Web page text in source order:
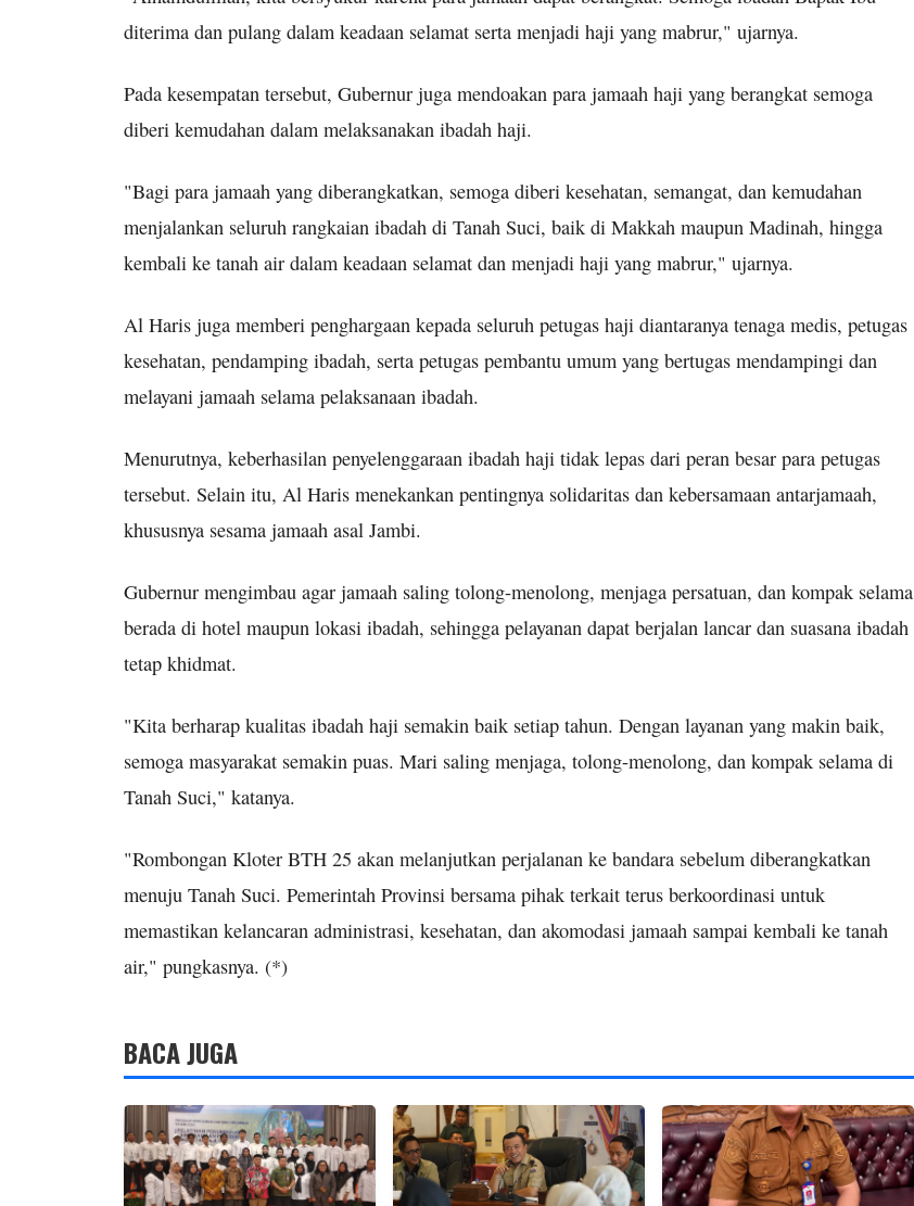
diterima dan pulang dalam keadaan selamat serta menjadi haji yang mabrur," ujarnya.
Pada kesempatan tersebut, Gubernur juga mendoakan para jamaah haji yang berangkat semoga
diberi kemudahan dalam melaksanakan ibadah haji.
"Bagi para jamaah yang diberangkatkan, semoga diberi kesehatan, semangat, dan kemudahan
menjalankan seluruh rangkaian ibadah di Tanah Suci, baik di Makkah maupun Madinah, hingga
kembali ke tanah air dalam keadaan selamat dan menjadi haji yang mabrur," ujarnya.
Al Haris juga memberi penghargaan kepada seluruh petugas haji diantaranya tenaga medis, petugas
kesehatan, pendamping ibadah, serta petugas pembantu umum yang bertugas mendampingi dan
melayani jamaah selama pelaksanaan ibadah.
Menurutnya, keberhasilan penyelenggaraan ibadah haji tidak lepas dari peran besar para petugas
tersebut. Selain itu, Al Haris menekankan pentingnya solidaritas dan kebersamaan antarjamaah,
khususnya sesama jamaah asal Jambi.
Gubernur mengimbau agar jamaah saling tolong-menolong, menjaga persatuan, dan kompak selama
berada di hotel maupun lokasi ibadah, sehingga pelayanan dapat berjalan lancar dan suasana ibadah
tetap khidmat.
"Kita berharap kualitas ibadah haji semakin baik setiap tahun. Dengan layanan yang makin baik,
semoga masyarakat semakin puas. Mari saling menjaga, tolong-menolong, dan kompak selama di
Tanah Suci," katanya.
"Rombongan Kloter BTH 25 akan melanjutkan perjalanan ke bandara sebelum diberangkatkan
menuju Tanah Suci. Pemerintah Provinsi bersama pihak terkait terus berkoordinasi untuk
memastikan kelancaran administrasi, kesehatan, dan akomodasi jamaah sampai kembali ke tanah
air," pungkasnya. (*)
BACA JUGA